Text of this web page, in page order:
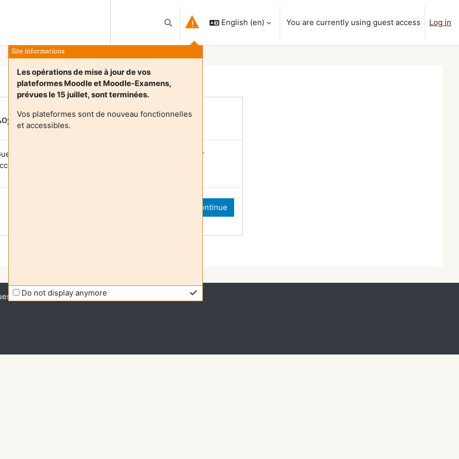
Toggle search input
Site informations
Les opérations de mise à jour de vos
plateformes Moodle et Moodle-Examens,
prévues le 15 juillet, sont terminées.
Vos plateformes sont de nouveau fonctionnelles
et accessibles.
Do not display anymore
English ‎(en)‎ You are currently using guest access Log in
required
cannot access user profiles. Log in with a full user
to continue.
Continue
access (Log in)